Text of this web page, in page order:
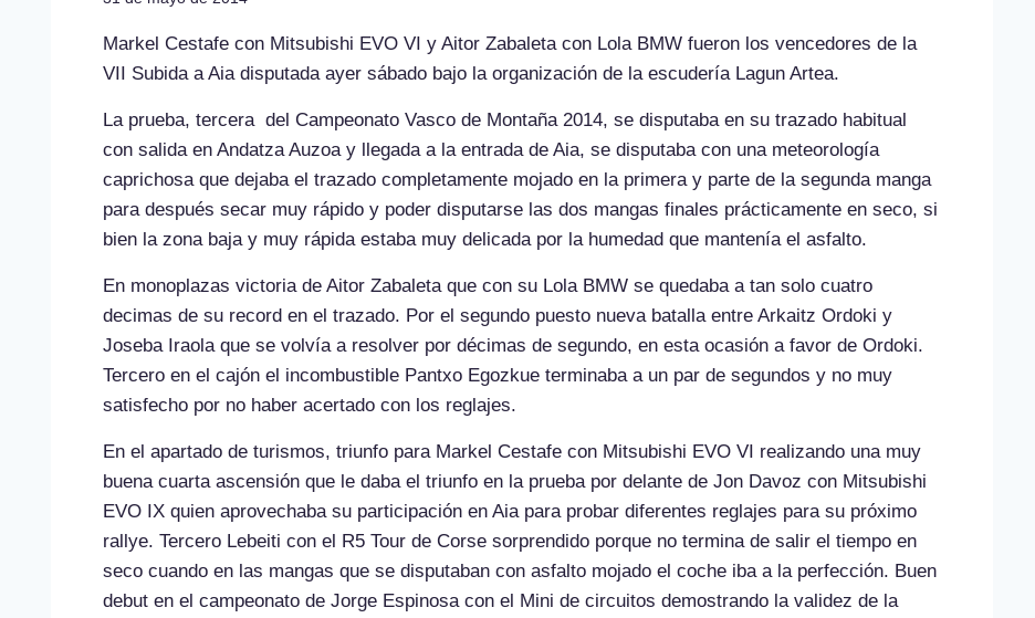
Markel Cestafe con Mitsubishi EVO VI y Aitor Zabaleta con Lola BMW fueron los vencedores de la
VII Subida a Aia disputada ayer sábado bajo la organización de la escudería Lagun Artea.
La prueba, tercera del Campeonato Vasco de Montaña 2014, se disputaba en su trazado habitual
con salida en Andatza Auzoa y llegada a la entrada de Aia, se disputaba con una meteorología
caprichosa que dejaba el trazado completamente mojado en la primera y parte de la segunda manga
para después secar muy rápido y poder disputarse las dos mangas finales prácticamente en seco, si
bien la zona baja y muy rápida estaba muy delicada por la humedad que mantenía el asfalto.
En monoplazas victoria de Aitor Zabaleta que con su Lola BMW se quedaba a tan solo cuatro
decimas de su record en el trazado. Por el segundo puesto nueva batalla entre Arkaitz Ordoki y
Joseba Iraola que se volvía a resolver por décimas de segundo, en esta ocasión a favor de Ordoki.
Tercero en el cajón el incombustible Pantxo Egozkue terminaba a un par de segundos y no muy
satisfecho por no haber acertado con los reglajes.
En el apartado de turismos, triunfo para Markel Cestafe con Mitsubishi EVO VI realizando una muy
buena cuarta ascensión que le daba el triunfo en la prueba por delante de Jon Davoz con Mitsubishi
EVO IX quien aprovechaba su participación en Aia para probar diferentes reglajes para su próximo
rallye. Tercero Lebeiti con el R5 Tour de Corse sorprendido porque no termina de salir el tiempo en
seco cuando en las mangas que se disputaban con asfalto mojado el coche iba a la perfección. Buen
debut en el campeonato de Jorge Espinosa con el Mini de circuitos demostrando la validez de la